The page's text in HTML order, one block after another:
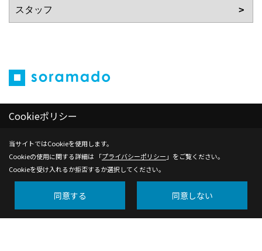
サイトマップ
プライバシーポリシー
Cookieポリシー
当サイトではCookieを使用します。
Cookieの使用に関する詳細は 「プライバシーポリシー 」をご覧ください。
Cookieを受け入れるか拒否するか選択してください。
同意する 同意しない